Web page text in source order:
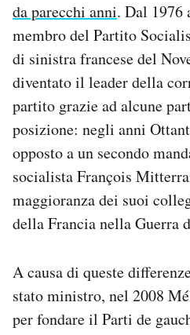
da parecchi anni. Dal 1976
membro del Partito
di sinistra francese del
diventato il leader della
partito grazie ad alcune
posizione: negli anni
opposto a un secondo
socialista François
maggioranza dei suoi
della Francia nella Guerra
A causa di queste
stato ministro, nel 2008
per fondare il Parti de